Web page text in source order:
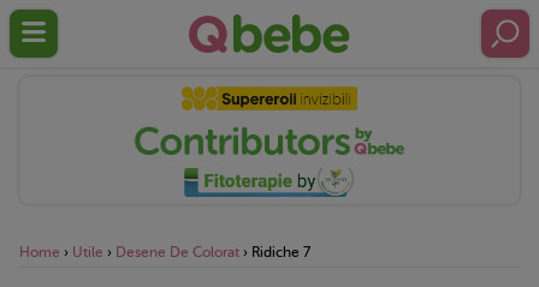
Home › Utile › Desene De Colorat › Ridiche 7